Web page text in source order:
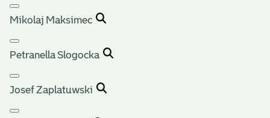
Mikolaj Maksimec
Petranella Slogocka
Josef Zaplatuwski